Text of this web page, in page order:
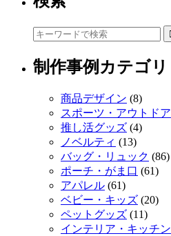
制作事例カテゴリ
商品デザイン (8)
スポーツ・アウトドア
推し活グッズ (4)
ノベルティ (13)
バッグ・リュック (86)
ポーチ・がま口 (61)
アパレル (61)
ベビー・キッズ (20)
ペットグッズ (11)
インテリア・キッチン